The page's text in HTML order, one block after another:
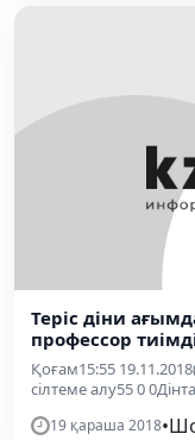
Теріс діни
профессор
Қоғам15:55
сілтеме алу55 0
19 қараша 2018•